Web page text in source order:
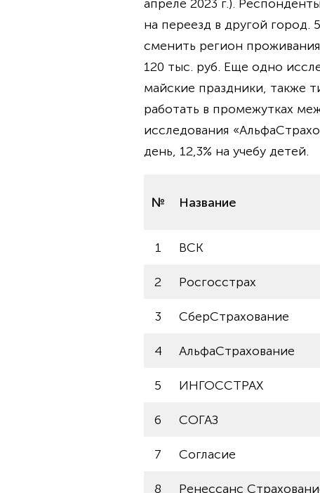
апреле 2023 г.).
на переезд в другой город.
сменить регион
120 тыс. руб. Еще одно
майские праздники, также
работать в промежутках
исследования
день, 12,3% на учебу детей.
№ Название
1 ВСК
2 Росгосстрах
3 СберСтрахование
4 АльфаСтрахование
5 ИНГОССТРАХ
6 СОГАЗ
7 Согласие
8 Ренессанс